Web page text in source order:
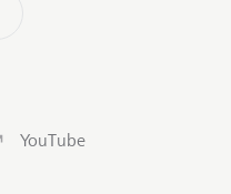
YouTube